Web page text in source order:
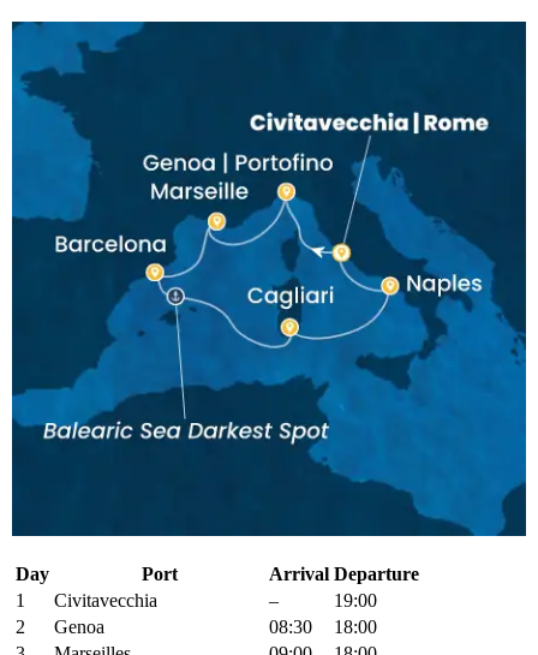
Day Port Arrival Departure
1
Civitavecchia –
19:00
2
Genoa 08:30
18:00